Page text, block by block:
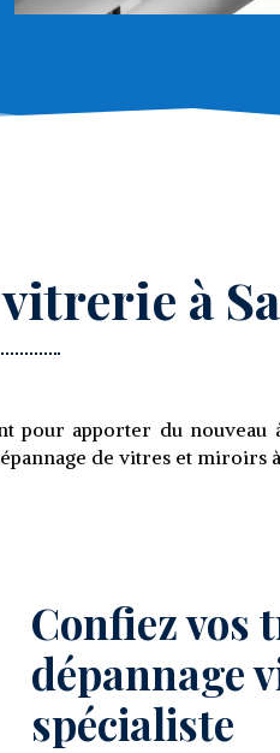
à
pour apporter du nouveau
de vitres et miroirs à
Confiez vos
dépannage
spécialiste